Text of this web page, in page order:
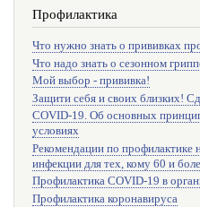
Профилактика
Что нужно знать о прививках
Что надо знать о сезонном
Мой выбор - прививка!
Защити себя и своих близких!
COVID-19. Об основных
условиях
Рекомендации по профилактике
инфекции для тех, кому 60 и
Профилактика COVID-19 в
Профилактика коронавируса